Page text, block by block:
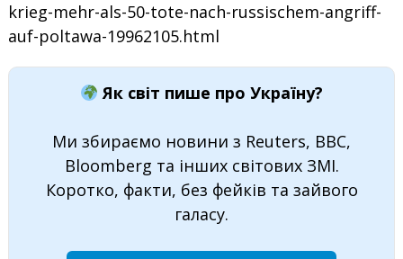
krieg-mehr-als-50-tote-nach-russischem-angriff-
auf-poltawa-19962105.html
Як світ пише про Україну?
Ми збираємо новини з Reuters, BBC,
Bloomberg та інших світових ЗМІ.
Коротко, факти, без фейків та зайвого
галасу.